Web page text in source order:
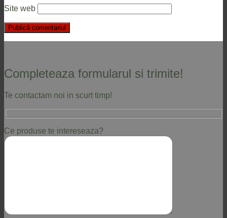
Site web
Completeaza formularul si trimite!
Te contactam noi in scurt timp!
Ce produse te intereseaza?